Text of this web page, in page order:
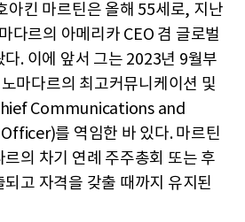
아킨 마르틴은 올해 55세로, 지난
다르의 아메리카 CEO 겸 글로벌
. 이에 앞서 그는 2023년 9월부
마다르의 최고커뮤니케이션 및
Communications and
를 역임한 바 있다. 마르틴
의 차기 연례 주주총회 또는 후
고 자격을 갖출 때까지 유지된